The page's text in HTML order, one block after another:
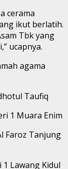
cerama
ikut berlatih.
Tbk yang
ucapnya.
agama
Taufiq
1 Muara Enim
Faroz Tanjung
Lawang Kidul